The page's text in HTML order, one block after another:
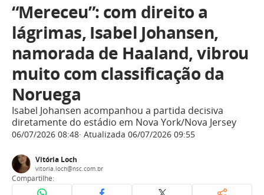
“Mereceu”: com direito a
lágrimas, Isabel Johansen,
namorada de Haaland, vibrou
muito com classificação da
Noruega
Isabel Johansen acompanhou a partida decisiva
diretamente do estádio em Nova York/Nova Jersey
06/07/2026 08:48 Atualizada 06/07/2026 09:55
Vitória Loch
vitoria.loch@nsc.com.br
Compartilhe: